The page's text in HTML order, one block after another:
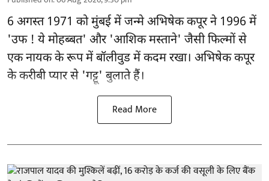
6 अगस्त 1971 को मुंबई में जन्मे अभिषेक कपूर ने 1996 में
'उफ ! ये मोहब्बत' और 'आशिक मस्ताने' जैसी फिल्मों से
एक नायक के रूप मेंबॉलीवुडमें कदम रखा। अभिषेक कपूर
के करीबी प्यार से 'गट्टू' बुलाते हैं।
Read More